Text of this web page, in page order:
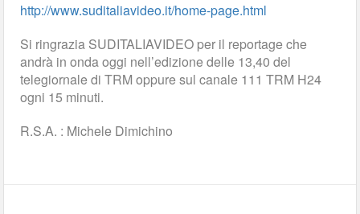
http://www.suditaliavideo.it/home-page.html
Si ringrazia SUDITALIAVIDEO per il reportage che
andrà in onda oggi nell’edizione delle 13,40 del
telegiornale di TRM oppure sul canale 111 TRM H24
ogni 15 minuti.
R.S.A. : Michele Dimichino